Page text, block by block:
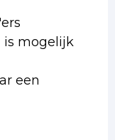
is mogelijk
een